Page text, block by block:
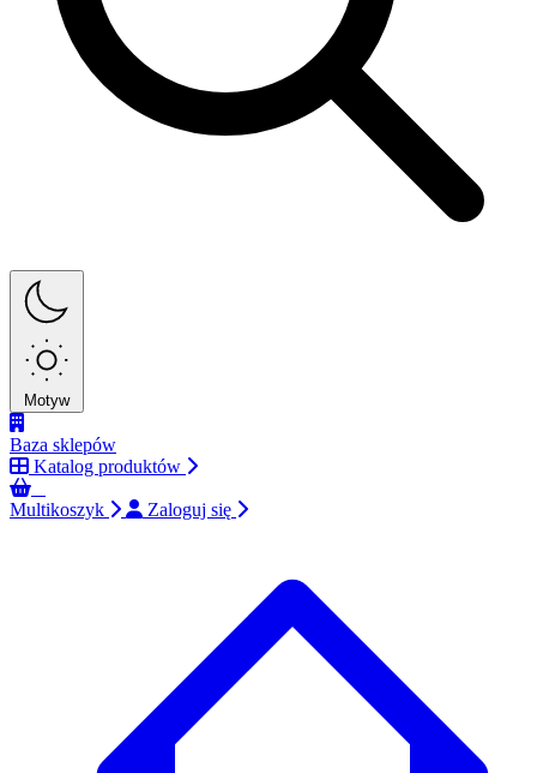
Motyw
Baza sklepów
Katalog produktów
Multikoszyk
Zaloguj się